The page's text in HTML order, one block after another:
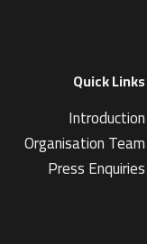
Quick Links
Introduction
Organisation Team
Press Enquiries